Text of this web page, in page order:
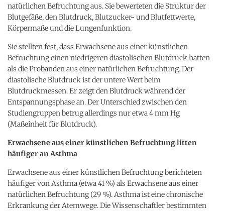
natürlichen Befruchtung aus. Sie bewerteten die Struktur der
Blutgefäße, den Blutdruck, Blutzucker- und Blutfettwerte,
Körpermaße und die Lungenfunktion.
Sie stellten fest, dass Erwachsene aus einer künstlichen
Befruchtung einen niedrigeren diastolischen Blutdruck hatten
als die Probanden aus einer natürlichen Befruchtung. Der
diastolische Blutdruck ist der untere Wert beim
Blutdruckmessen. Er zeigt den Blutdruck während der
Entspannungsphase an. Der Unterschied zwischen den
Studiengruppen betrug allerdings nur etwa 4 mm Hg
(Maßeinheit für Blutdruck).
Erwachsene aus einer künstlichen Befruchtung litten
häufiger an Asthma
Erwachsene aus einer künstlichen Befruchtung berichteten
häufiger von Asthma (etwa 41 %) als Erwachsene aus einer
natürlichen Befruchtung (29 %). Asthma ist eine chronische
Erkrankung der Atemwege. Die Wissenschaftler bestimmten